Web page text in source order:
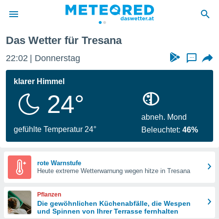
wurde
dass
sind.
diese
Das Wetter für Tresana
22:02 Donnerstag ...
klarer Himmel
24°
gefühlte Temperatur 24°
abneh. Mond
Beleuchtet:46%
rote Warnstufe
Heute extreme Wetterwarnung wegen hitze in Tresana
Pflanzen
Die gewöhnlichen Küchenabfälle, die Wespen
und Spinnen von Ihrer Terrasse fernhalten